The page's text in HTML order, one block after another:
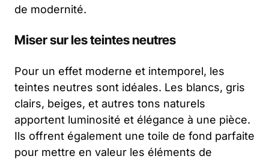
de modernité.
Miser sur les teintes neutres
Pour un effet moderne et intemporel, les
teintes neutres sont idéales. Les blancs, gris
clairs, beiges, et autres tons naturels
apportent luminosité et élégance à une pièce.
Ils offrent également une toile de fond parfaite
pour mettre en valeur les éléments de